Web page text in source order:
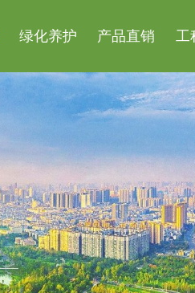
绿化养护 产品直销 工